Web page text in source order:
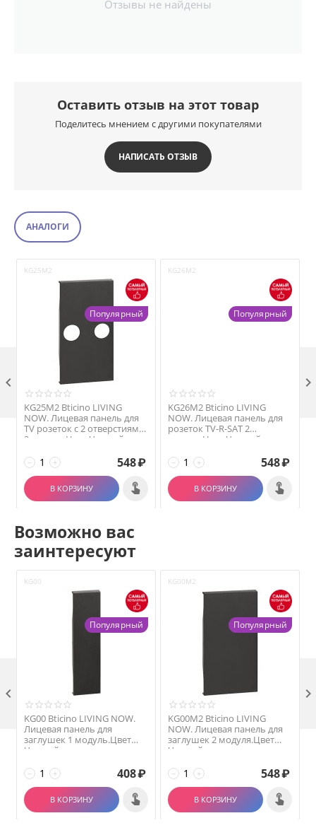
Отзывы не найдены
Оставить отзыв на этот товар
Поделитесь мнением с другими покупателями
НАПИСАТЬ ОТЗЫВ
АНАЛОГИ
KG25M2
Популярный
KG25M2 Bticino LIVING
NOW. Лицевая панель для
TV розеток с 2 отверстиями
2 модуля.Цвет Черный.
+
− 548₽
В КОРЗИНУ
KG26M2
Популярный
KG26M2 Bticino LIVING
NOW. Лицевая панель для
розеток TV-R-SAT 2
модуля.Цвет Черный.
+
− 548₽
В КОРЗИНУ
 
Возможно вас
заинтересуют
KG00
Популярный
KG00 Bticino LIVING NOW.
Лицевая панель для
заглушек 1 модуль.Цвет
Черный.
+
− 408₽
В КОРЗИНУ
KG00M2
Популярный
KG00M2 Bticino LIVING
NOW. Лицевая панель для
заглушек 2 модуля.Цвет
Черный.
+
− 548₽
В КОРЗИНУ
 